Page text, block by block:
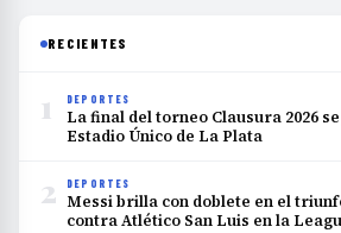
RECIENTES
1 DEPORTES
La final del torneo Clausura 2026
Estadio Único de La Plata
2 DEPORTES
Messi brilla con doblete en el
contra Atlético San Luis en la